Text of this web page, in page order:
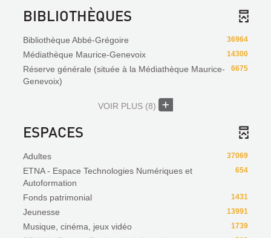
BIBLIOTHÈQUES
36964
Bibliothèque Abbé-Grégoire
14300
Médiathèque Maurice-Genevoix
6675
Réserve générale (située à la Médiathèque Maurice-
Genevoix)
VOIR PLUS (8)
ESPACES
37069
Adultes
654
ETNA - Espace Technologies Numériques et
Autoformation
1431
Fonds patrimonial
13991
Jeunesse
1739
Musique, cinéma, jeux vidéo